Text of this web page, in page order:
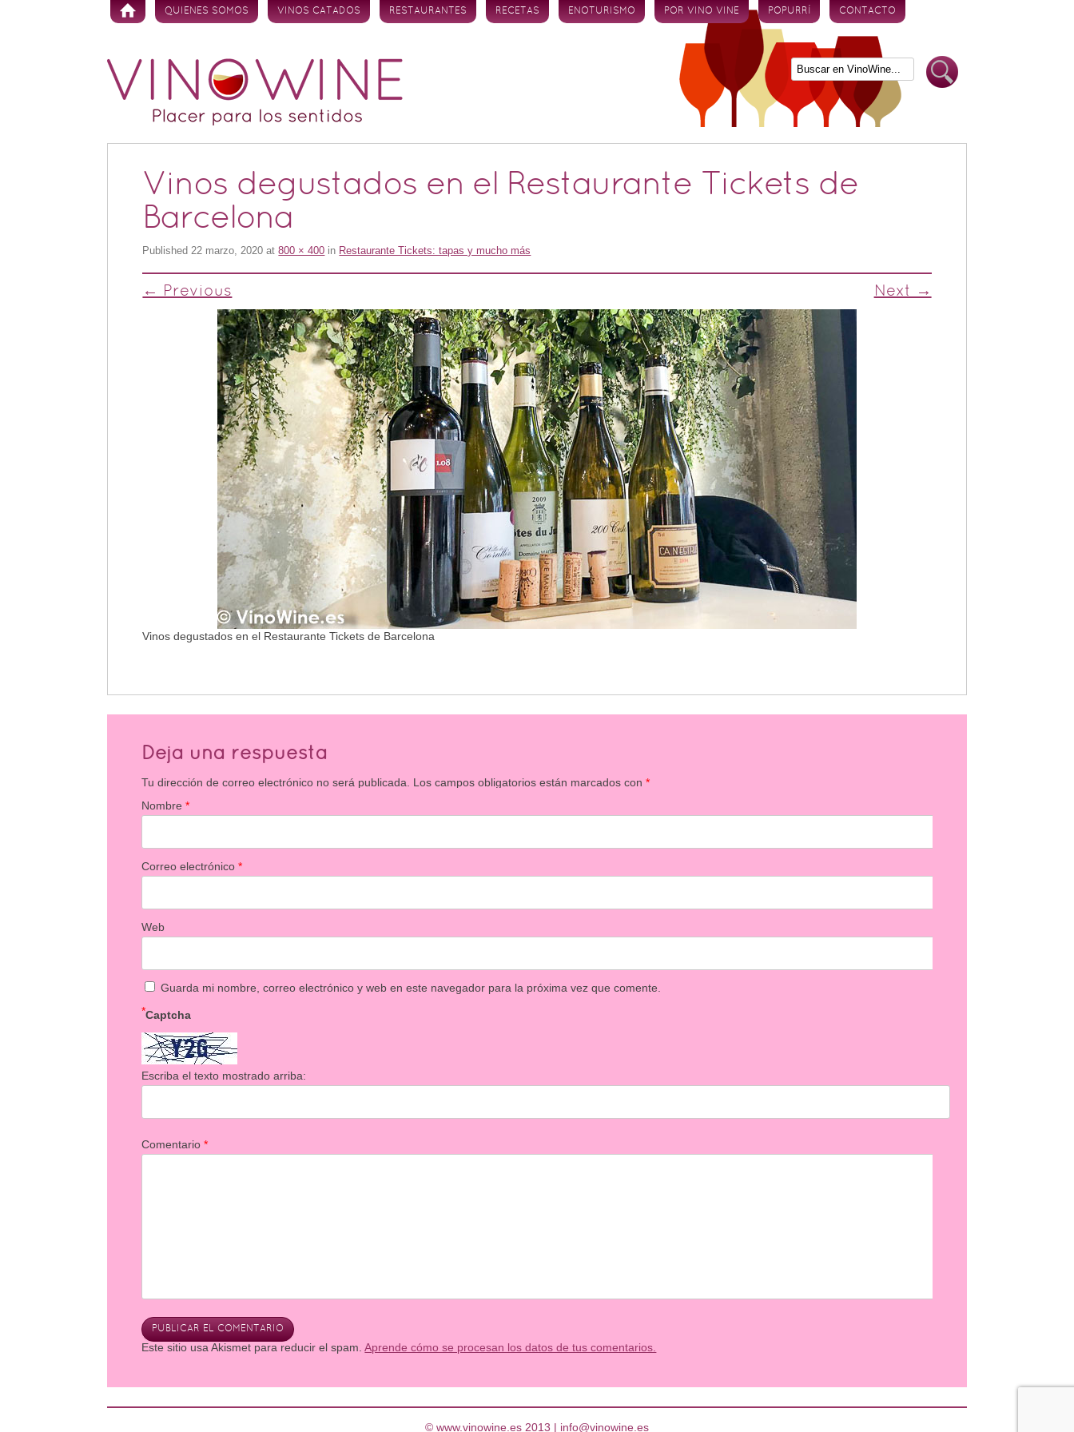
Skip to content
QUIENES SOMOS VINOS CATADOS RESTAURANTES RECETAS ENOTURISMO POR VINO VINE POPURRÍ CONTACTO
Vinos degustados en el Restaurante Tickets de
Barcelona
Published22 marzo, 2020 at800 × 400 in Restaurante Tickets: tapas y mucho más
← Previous Next →
Vinos degustados en el Restaurante Tickets de Barcelona
Deja una respuesta
Tu dirección de correo electrónico no será publicada. Los campos obligatorios están marcados con*
Nombre*
Correo electrónico*
Web
Guarda mi nombre, correo electrónico y web en este navegador para la próxima vez que comente.
Captcha
*
Escriba el texto mostrado arriba:
Comentario*
Este sitio usa Akismet para reducir el spam.Aprende cómo se procesan los datos de tus comentarios.
© www.vinowine.es 2013 | info@vinowine.es